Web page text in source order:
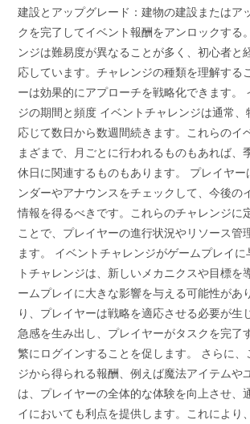
建設とアップグレード：建物の建設またはア
クを完了してイベント報酬をアンロックする
ンジは難易度が異なることが多く、初心者と
応しています。チャレンジの種類を理解する
ーは効果的にアプローチを戦略化できます。
ジの期間と頻度 イベントチャレンジは通常
応じて数日から数週間続きます。これらのイ
まざまで、月ごとに行われるものもあれば、
休日に関連するものもあります。 プレイヤー
ンダーやアナウンスをチェックして、今後の
情報を得るべきです。これらのチャレンジに
ことで、プレイヤーの進行状況やリソース管
ます。 イベントチャレンジがゲームプレイ
トチャレンジは、新しいメカニクスや目標を
ームプレイに大きな影響を与える可能性があ
り、プレイヤーは戦略を適応させる必要が生
急感を生み出し、プレイヤーがタスクを完了
繁にログインすることを促します。 さらに、
ジから得られる報酬、例えば魔法アイテムや
は、プレイヤーの全体的な体験を向上させ、
イにおいても利点を提供します。これにより